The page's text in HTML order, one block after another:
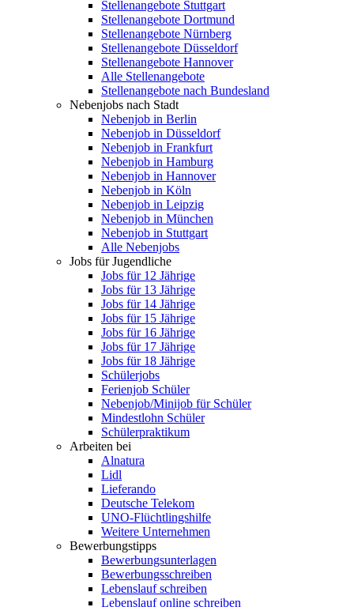
Stellenangebote Stuttgart
Stellenangebote Dortmund
Stellenangebote Nürnberg
Stellenangebote Düsseldorf
Stellenangebote Hannover
Alle Stellenangebote
Stellenangebote nach Bundesland
Nebenjobs nach Stadt
Nebenjob in Berlin
Nebenjob in Düsseldorf
Nebenjob in Frankfurt
Nebenjob in Hamburg
Nebenjob in Hannover
Nebenjob in Köln
Nebenjob in Leipzig
Nebenjob in München
Nebenjob in Stuttgart
Alle Nebenjobs
Jobs für Jugendliche
Jobs für 12 Jährige
Jobs für 13 Jährige
Jobs für 14 Jährige
Jobs für 15 Jährige
Jobs für 16 Jährige
Jobs für 17 Jährige
Jobs für 18 Jährige
Schülerjobs
Ferienjob Schüler
Nebenjob/Minijob für Schüler
Mindestlohn Schüler
Schülerpraktikum
Arbeiten bei
Alnatura
Lidl
Lieferando
Deutsche Telekom
UNO-Flüchtlingshilfe
Weitere Unternehmen
Bewerbungstipps
Bewerbungsunterlagen
Bewerbungsschreiben
Lebenslauf schreiben
Lebenslauf online schreiben